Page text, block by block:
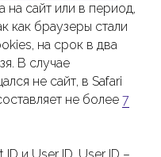
на сайт или в период,
как браузеры стали
на срок в два
В случае
не сайт, в Safari
не более 7